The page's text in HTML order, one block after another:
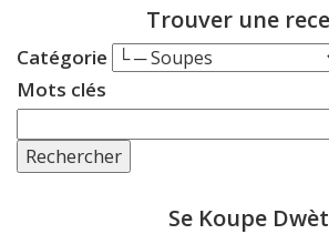
Trouver une
Catégorie
Mots clés
Rechercher
Se Koupe